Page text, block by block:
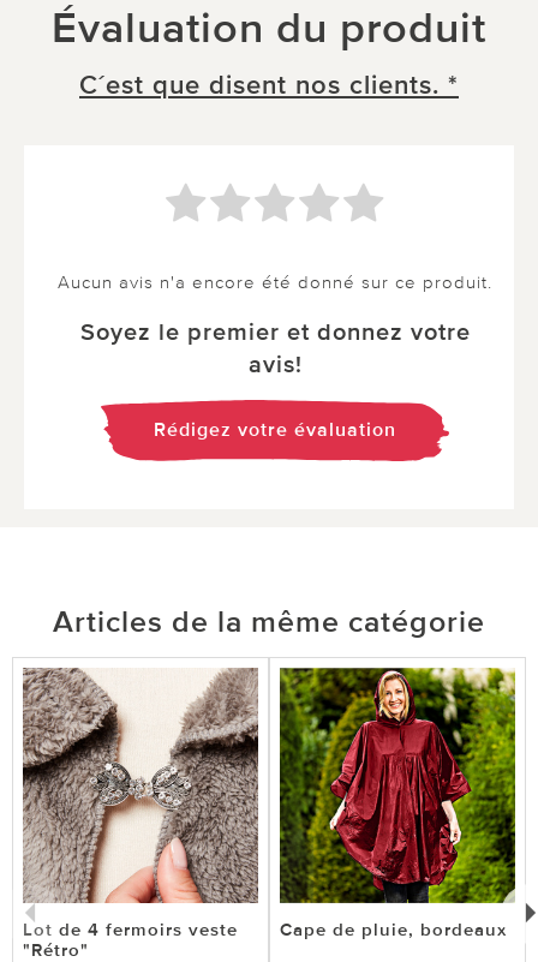
Évaluation du produit
C´est que disent nos clients. *
Aucun avis n'a encore été donné sur ce produit.
Soyez le premier et donnez votre
avis!
Rédigez votre évaluation
Articles de la même catégorie
Lot de 4 fermoirs veste
"Rétro"
Cape de pluie, bordeaux